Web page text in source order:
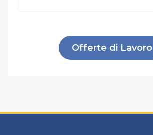
Offerte di Lavoro